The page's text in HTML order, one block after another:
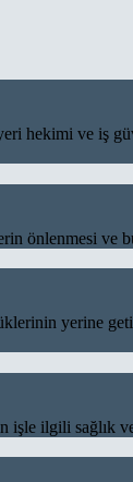
ve iş
ve bu
yerine
ilgili sağlık